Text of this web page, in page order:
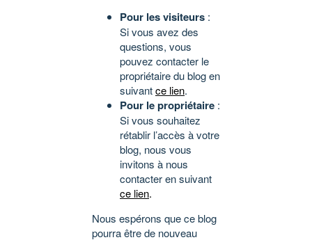
Pour les visiteurs :
Si vous avez des
questions, vous
pouvez contacter le
propriétaire du blog en
suivantce lien.
Pour le propriétaire :
Si vous souhaitez
rétablir l’accès à votre
blog, nous vous
invitons à nous
contacter en suivant
ce lien.
Nous espérons que ce blog
pourra être de nouveau